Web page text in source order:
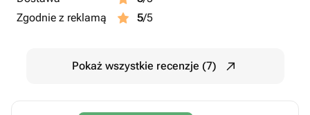
Zgodnie z reklamą
5/5
Pokaż wszystkie recenzje (7)